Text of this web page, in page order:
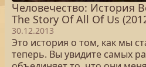
Человечество: История
The Story Of All Of Us
30.12.2013
Это история о том, как мы
теперь. Вы увидите самых